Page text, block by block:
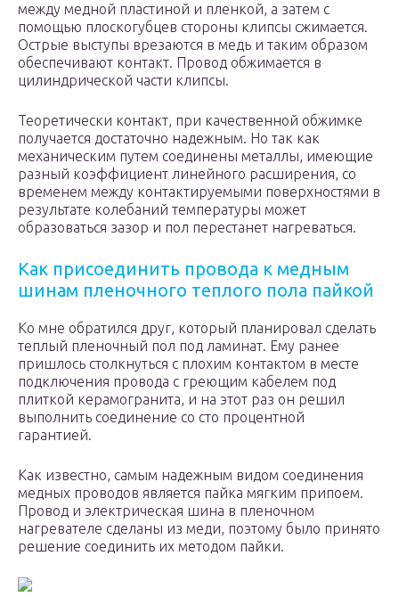
между медной пластиной и пленкой, а затем с
помощью плоскогубцев стороны клипсы сжимается.
Острые выступы врезаются в медь и таким образом
обеспечивают контакт. Провод обжимается в
цилиндрической части клипсы.
Теоретически контакт, при качественной обжимке
получается достаточно надежным. Но так как
механическим путем соединены металлы, имеющие
разный коэффициент линейного расширения, со
временем между контактируемыми поверхностями в
результате колебаний температуры может
образоваться зазор и пол перестанет нагреваться.
Как присоединить провода к медным
шинам пленочного теплого пола пайкой
Ко мне обратился друг, который планировал сделать
теплый пленочный пол под ламинат. Ему ранее
пришлось столкнуться с плохим контактом в месте
подключения провода с греющим кабелем под
плиткой керамогранита, и на этот раз он решил
выполнить соединение со сто процентной
гарантией.
Как известно, самым надежным видом соединения
медных проводов является пайка мягким припоем.
Провод и электрическая шина в пленочном
нагревателе сделаны из меди, поэтому было принято
решение соединить их методом пайки.